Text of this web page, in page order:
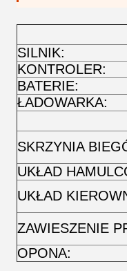
SILNIK:
KONTROLER:
BATERIE:
ŁADOWARKA:
SKRZYNIA
UKŁAD
UKŁAD
ZAWIESZENIE
OPONA: